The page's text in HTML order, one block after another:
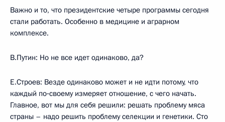
Важно и то, что президентские четыре программы сегодня
стали работать. Особенно в медицине и аграрном
комплексе.
В.Путин: Но не все идет одинаково, да?
Е.Строев: Везде одинаково может и не идти потому, что
каждый по‑своему измеряет отношение, с чего начать.
Главное, вот мы для себя решили: решать проблему мяса
страны – надо решить проблему селекции и генетики. Сто